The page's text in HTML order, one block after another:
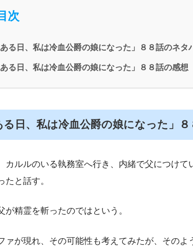
次
る日、私は冷血公爵の娘になった」８８話のネタ
る日、私は冷血公爵の娘になった」８８話の感想
る日、私は冷血公爵の娘になった」
カルルのいる執務室へ行き、内緒で父につけ
たと話す。
が精霊を斬ったのではという。
ァが現れ、その可能性も考えてみたが、そのよ